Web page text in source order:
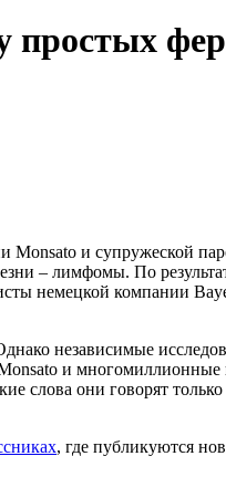
простых
и супружеской
– лимфомы. По
немецкой компании
независимые
и
они говорят
, где публикуются